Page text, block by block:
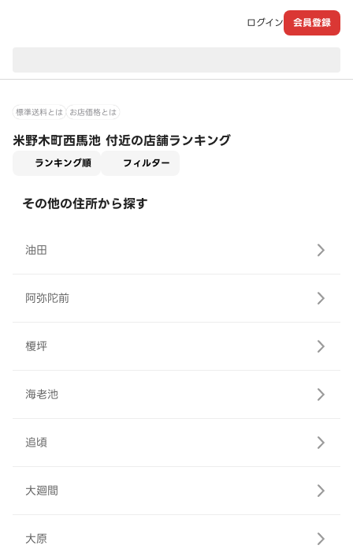
ログイン 会員登録
標準送料とは お店価格とは
米野木町西馬池 付近の店舗ランキング
ランキング順 フィルター
その他の住所から探す
油田
阿弥陀前
榎坪
海老池
追頃
大廻間
大原